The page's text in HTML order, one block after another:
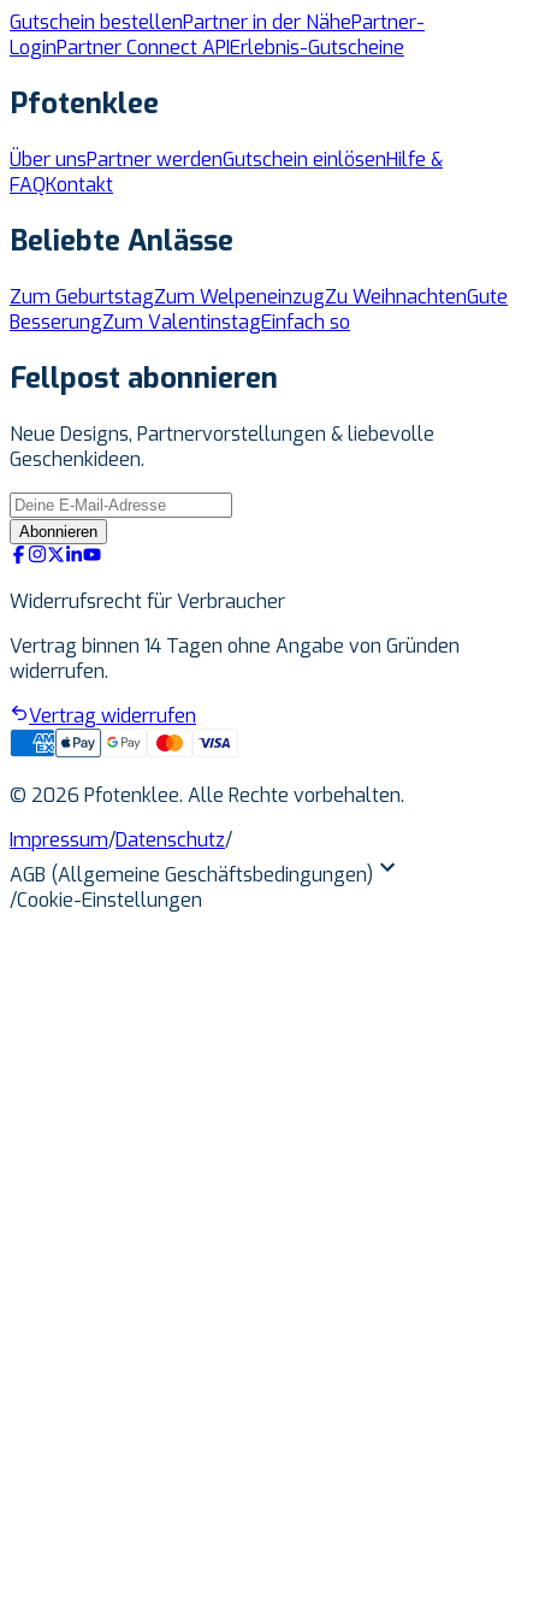
Gutschein bestellenPartner in der NähePartner-
LoginPartner Connect APIErlebnis-Gutscheine
Pfotenklee
Über unsPartner werdenGutschein einlösenHilfe &
FAQKontakt
Beliebte Anlässe
Zum GeburtstagZum WelpeneinzugZu WeihnachtenGute
BesserungZum ValentinstagEinfach so
Fellpost abonnieren
Neue Designs, Partnervorstellungen & liebevolle
Geschenkideen.
Abonnieren
Widerrufsrecht für Verbraucher
Vertrag binnen 14 Tagen ohne Angabe von Gründen
widerrufen.
Vertrag widerrufen
© 2026 Pfotenklee. Alle Rechte vorbehalten.
Impressum/Datenschutz/
AGB (Allgemeine Geschäftsbedingungen)
/Cookie-Einstellungen